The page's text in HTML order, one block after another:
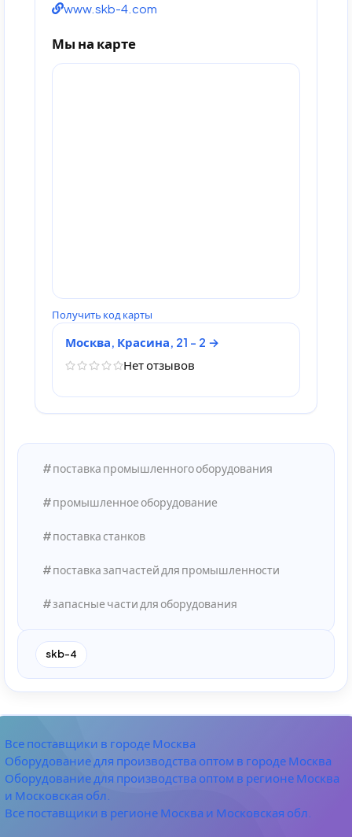
www.skb-4.com
Мы на карте
Москва, Красина, 21 - 2
Нет отзывов
Получить код карты
поставка промышленного оборудования
промышленное оборудование
поставка станков
поставка запчастей для промышленности
запасные части для оборудования
skb-4
Все поставщики в городе Москва
Оборудование для производства оптом в городе Москва
Оборудование для производства оптом в регионе Москва
и Московская обл.
Все поставщики в регионе Москва и Московская обл.